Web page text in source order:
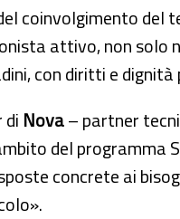
coinvolgimento
attivo, non solo
con diritti e
di Nova– partner
del programma
concrete ai